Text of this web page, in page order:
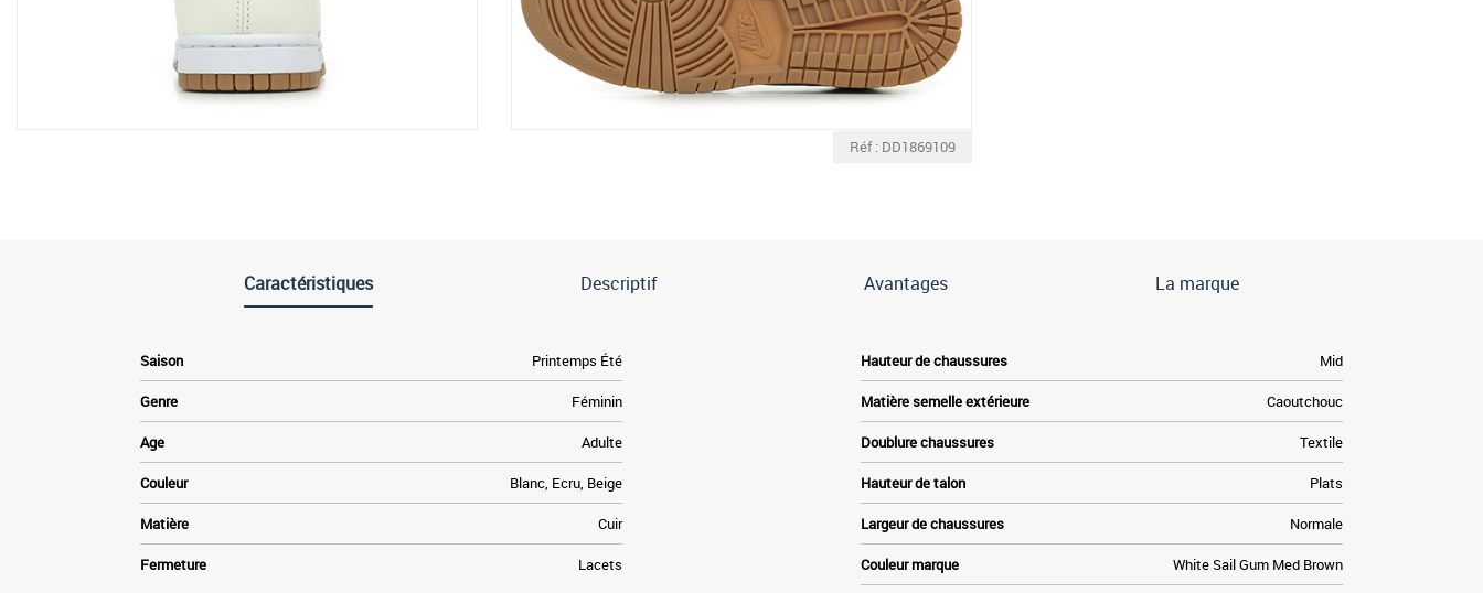
Réf : DD1869109
Caractéristiques Descriptif Avantages La marque
Saison Printemps Été
Genre Féminin
Age Adulte
Couleur Blanc, Ecru, Beige
Matière Cuir
Fermeture Lacets
Hauteur de chaussures Mid
Matière semelle extérieure Caoutchouc
Doublure chaussures Textile
Hauteur de talon Plats
Largeur de chaussures Normale
Couleur marque White Sail Gum Med Brown